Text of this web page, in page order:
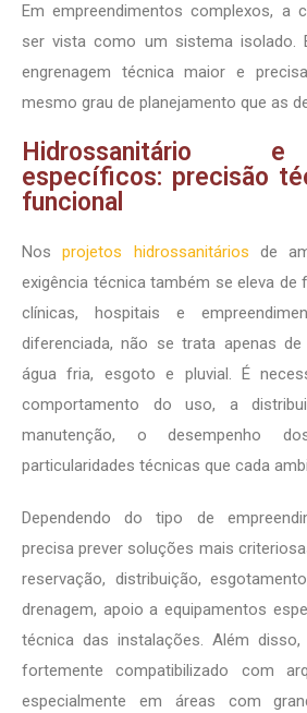
Em empreendimentos complexos, a
ser vista como um sistema isolado.
engrenagem técnica maior e
mesmo grau de planejamento que as
Hidrossanitário
específicos: precisão
funcional
Nosprojetos hidrossanitáriosde
exigência técnica também se eleva de
clínicas, hospitais e
diferenciada, não se trata apenas
água fria, esgoto e pluvial. É
comportamento do uso, a
manutenção, o desempenho
particularidades técnicas que cada
Dependendo do tipo de
precisa prever soluções mais
reservação, distribuição,
drenagem, apoio a equipamentos
técnica das instalações. Além
fortemente compatibilizado com
especialmente em áreas com